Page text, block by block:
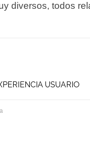
diversos, todos
USUARIO